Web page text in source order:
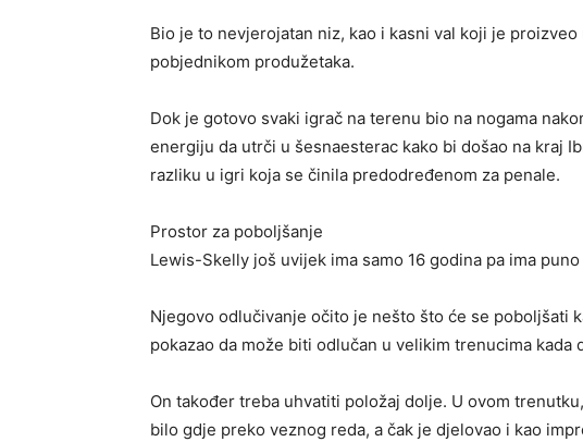
Bio je to nevjerojatan niz, kao i kasni val koji je
pobjednikom produžetaka.
Dok je gotovo svaki igrač na terenu bio na nogama
energiju da utrči u šesnaesterac kako bi došao na kraj
razliku u igri koja se činila predodređenom za penale.
Prostor za poboljšanje
Lewis-Skelly još uvijek ima samo 16 godina pa ima
Njegovo odlučivanje očito je nešto što će se poboljšati
pokazao da može biti odlučan u velikim trenucima kada
On također treba uhvatiti položaj dolje. U ovom
bilo gdje preko veznog reda, a čak je djelovao i kao